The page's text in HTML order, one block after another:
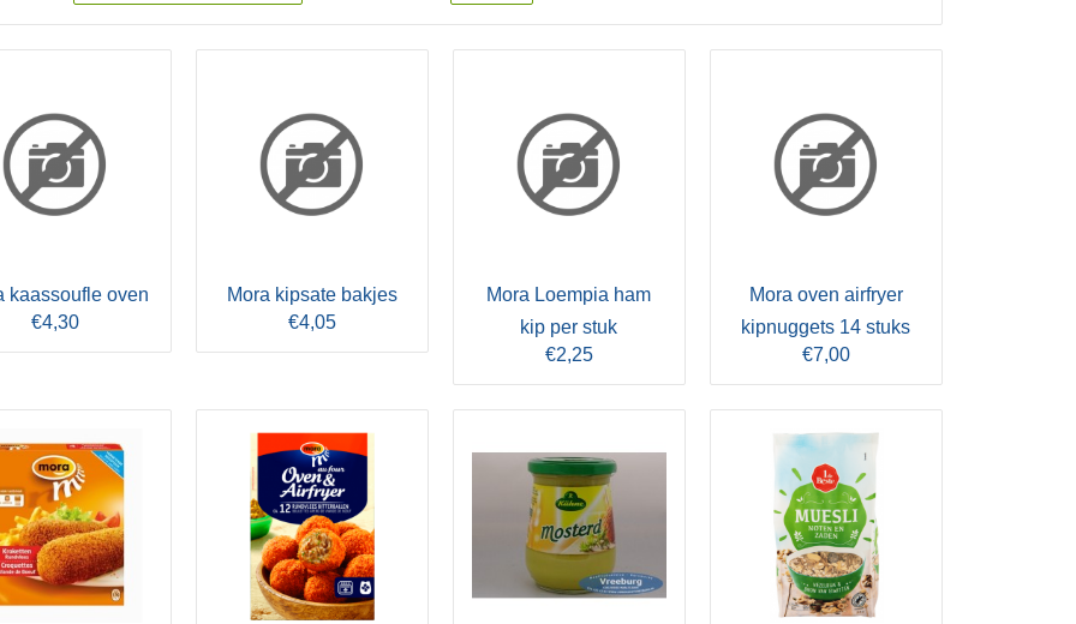
kaassoufle oven
€4,30
Mora kipsate bakjes
€4,05
Mora Loempia ham
kip per stuk
€2,25
Mora oven airfryer
kipnuggets 14 stuks
€7,00